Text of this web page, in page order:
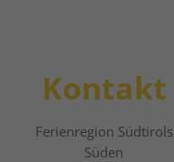
Kontakt
Ferienregion Südtirols
Süden